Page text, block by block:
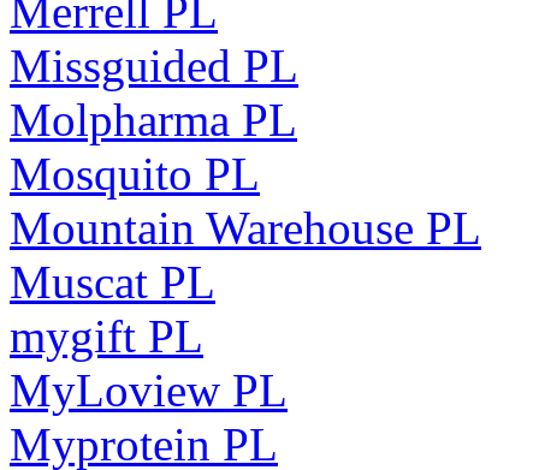
Merrell PL
Missguided PL
Molpharma PL
Mosquito PL
Mountain Warehouse PL
Muscat PL
mygift PL
MyLoview PL
Myprotein PL